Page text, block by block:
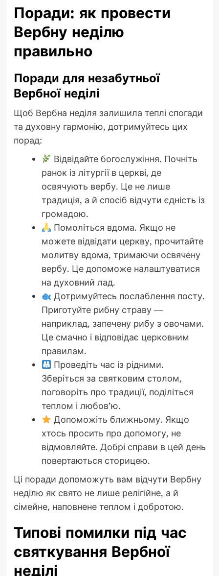
Поради: як провести
Вербну неділю
правильно
Поради для незабутньої
Вербної неділі
Щоб Вербна неділя залишила теплі спогади
та духовну гармонію, дотримуйтесь цих
порад:
Відвідайте богослужіння. Почніть
ранок із літургії в церкві, де
освячують вербу. Це не лише
традиція, а й спосіб відчути єдність із
громадою.
Помоліться вдома. Якщо не
можете відвідати церкву, прочитайте
молитву вдома, тримаючи освячену
вербу. Це допоможе налаштуватися
на духовний лад.
Дотримуйтесь послаблення посту.
Приготуйте рибну страву —
наприклад, запечену рибу з овочами.
Це смачно і відповідає церковним
правилам.
Проведіть час із рідними.
Зберіться за святковим столом,
поговоріть про традиції, поділіться
теплом і любов’ю.
Допоможіть ближньому. Якщо
хтось просить про допомогу, не
відмовляйте. Добрі справи в цей день
повертаються сторицею.
Ці поради допоможуть вам відчути Вербну
неділю як свято не лише релігійне, а й
сімейне, наповнене теплом і добротою.
Типові помилки під час
святкування Вербної
неділі